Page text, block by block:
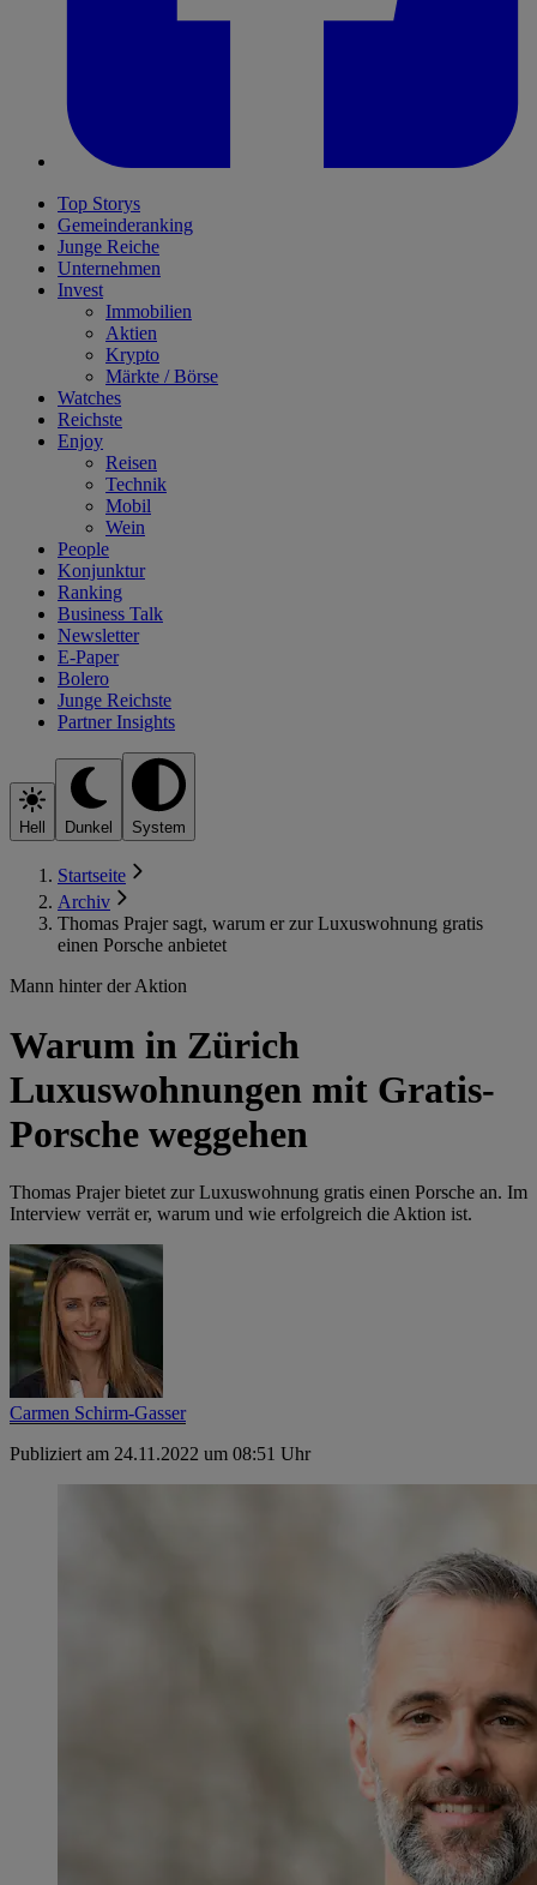
Top Storys
Gemeinderanking
Junge Reiche
Unternehmen
Invest
Immobilien
Aktien
Krypto
Märkte / Börse
Watches
Reichste
Enjoy
Reisen
Technik
Mobil
Wein
People
Konjunktur
Ranking
Business Talk
Newsletter
E-Paper
Bolero
Junge Reichste
Partner Insights
Hell Dunkel System
Startseite
Archiv
Thomas Prajer sagt, warum er zur Luxuswohnung gratis
einen Porsche anbietet
Mann hinter der Aktion
Warum in Zürich
Luxuswohnungen mit Gratis-
Porsche weggehen
Thomas Prajer bietet zur Luxuswohnung gratis einen Porsche an. Im
Interview verrät er, warum und wie erfolgreich die Aktion ist.
Carmen Schirm-Gasser
Publiziert am 24.11.2022 um 08:51 Uhr